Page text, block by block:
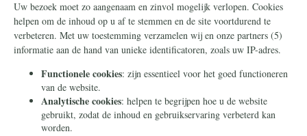
Steun ons
Nieuwsbrief
Eenmalig
Maandelijks
Periodiek
Nalaten
Info
Contact
Ontvang onze
Telegram-berichten